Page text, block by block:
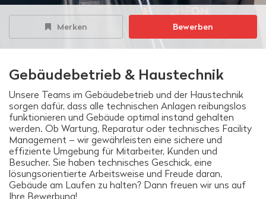
Merken Bewerben
Gebäudebetrieb & Haustechnik
Unsere Teams im Gebäudebetrieb und der Haustechnik
sorgen dafür, dass alle technischen Anlagen reibungslos
funktionieren und Gebäude optimal instand gehalten
werden. Ob Wartung, Reparatur oder technisches Facility
Management – wir gewährleisten eine sichere und
effiziente Umgebung für Mitarbeiter, Kunden und
Besucher. Sie haben technisches Geschick, eine
lösungsorientierte Arbeitsweise und Freude daran,
Gebäude am Laufen zu halten? Dann freuen wir uns auf
Ihre Bewerbung!